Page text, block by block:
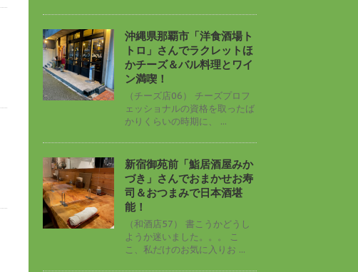
沖縄県那覇市「洋食酒場ト
トロ」さんでラクレットほ
かチーズ＆バル料理とワイ
ン満喫！
（チーズ店06） チーズプロフ
ェッショナルの資格を取ったば
かりくらいの時期に、 ...
新宿御苑前「鮨居酒屋みか
づき」さんでおまかせお寿
司＆おつまみで日本酒堪
能！
（和酒店57） 書こうかどうし
ようか迷いました。。。 こ
こ、私だけのお気に入りお ...